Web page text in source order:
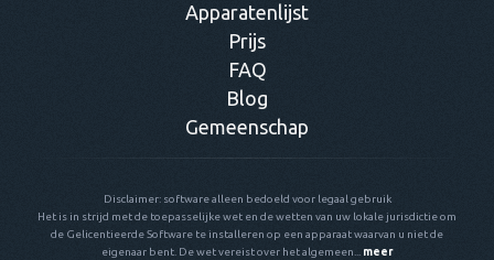
Apparatenlijst
Prijs
FAQ
Blog
Gemeenschap
Disclaimer: software alleen bedoeld voor legaal gebruik
Het is in strijd met de toepasselijke wet en de wetten van uw lokale jurisdictie om
de Gelicentieerde Software te installeren op een apparaat waarvan u niet de
eigenaar bent. De wet vereist over het algemeen...
meer